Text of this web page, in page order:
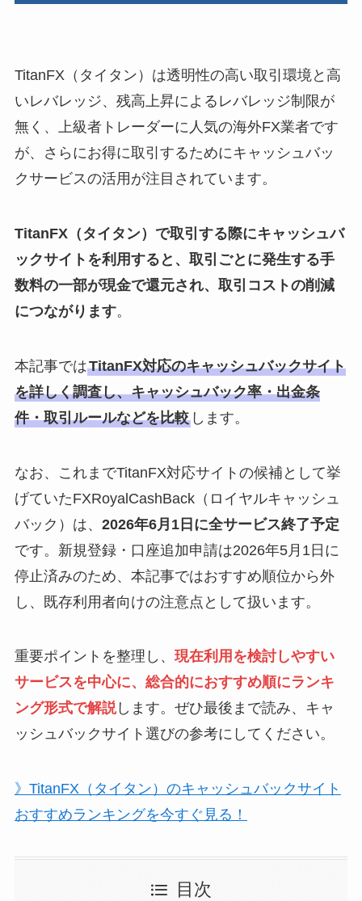
TitanFX（タイタン）は透明性の高い取引環境と高
いレバレッジ、残高上昇によるレバレッジ制限が
無く、上級者トレーダーに人気の海外FX業者です
が、さらにお得に取引するためにキャッシュバッ
クサービスの活用が注目されています。
TitanFX（タイタン）で取引する際にキャッシュバ
ックサイトを利用すると、取引ごとに発生する手
数料の一部が現金で還元され、取引コストの削減
につながります。
本記事ではTitanFX対応のキャッシュバックサイト
を詳しく調査し、キャッシュバック率・出金条
件・取引ルールなどを比較します。
なお、これまでTitanFX対応サイトの候補として挙
げていたFXRoyalCashBack（ロイヤルキャッシュ
バック）は、 2026年6月1日に全サービス終了予定
です。新規登録・口座追加申請は2026年5月1日に
停止済みのため、本記事ではおすすめ順位から外
し、既存利用者向けの注意点として扱います。
重要ポイントを整理し、 現在利用を検討しやすい
サービスを中心に、総合的におすすめ順にランキ
ング形式で解説します。ぜひ最後まで読み、キャ
ッシュバックサイト選びの参考にしてください。
》TitanFX（タイタン）のキャッシュバックサイト
おすすめランキングを今すぐ見る！
目次